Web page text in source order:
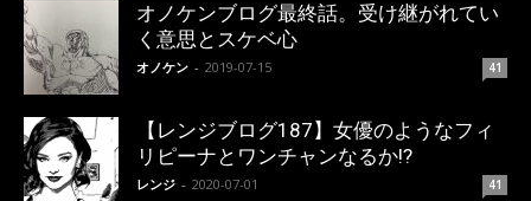
オノケンブログ最終話。受け継がれてい
く意思とスケベ心
オノケン - 2019-07-15 41
【レンジブログ187】女優のようなフィ
リピーナとワンチャンなるか!?
レンジ - 2020-07-01 41